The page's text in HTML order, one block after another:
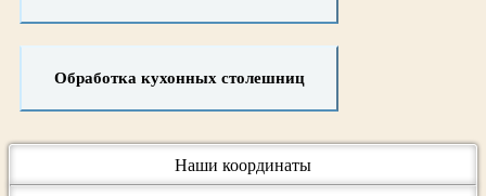
Обработка кухонных столешниц
Наши координаты